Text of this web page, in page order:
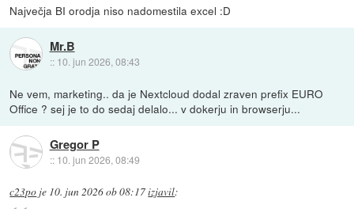
Največja BI orodja niso nadomestila excel :D
Mr.B
:: 10. jun 2026, 08:43
Ne vem, marketing.. da je Nextcloud dodal zraven prefix EURO
Office ? sej je to do sedaj delalo... v dokerju in browserju...
Gregor P
:: 10. jun 2026, 08:49
c23po je 10. jun 2026 ob 08:17izjavil: